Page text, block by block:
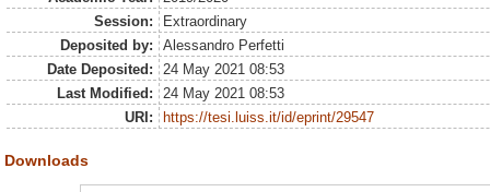
Session:
Extraordinary
Deposited by:
Alessandro Perfetti
Date Deposited:
24 May 2021 08:53
Last Modified:
24 May 2021 08:53
URI:
https://tesi.luiss.it/id/eprint/29547
Downloads